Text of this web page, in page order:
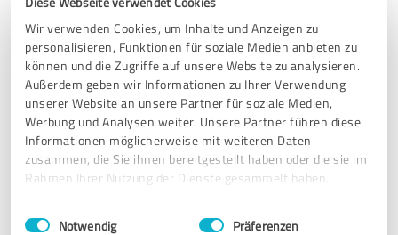
Wir verwenden Cookies, um Inhalte und Anzeigen zu
personalisieren, Funktionen für soziale Medien anbieten zu
können und die Zugriffe auf unsere Website zu analysieren.
Außerdem geben wir Informationen zu Ihrer Verwendung
unserer Website an unsere Partner für soziale Medien,
Werbung und Analysen weiter. Unsere Partner führen diese
Informationen möglicherweise mit weiteren Daten
zusammen, die Sie ihnen bereitgestellt haben oder die sie im
Rahmen Ihrer Nutzung der Dienste gesammelt haben.
Impressum Datenschutzbestimmungen
Einwilligungsauswahl
Notwendig Präferenzen
centralisere alle dinekundeanmeldelser - herunder antallet af
anmeldelser og din samlede vurdering - på ét sted. Modtag
meddelelser i realtid om nye anmeldelser, komplet med alle
detaljer. Det sparer dig for en masse tid og kræfter, så du kan
fokusere på det, der betyder mest.
Se et eksempel på en profil
Tag en rundtur i produktet